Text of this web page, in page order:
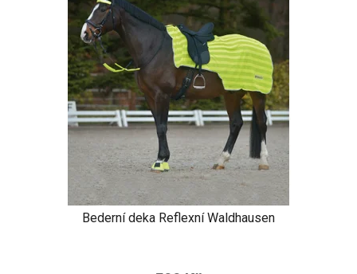
Bederní deka Reflexní Waldhausen